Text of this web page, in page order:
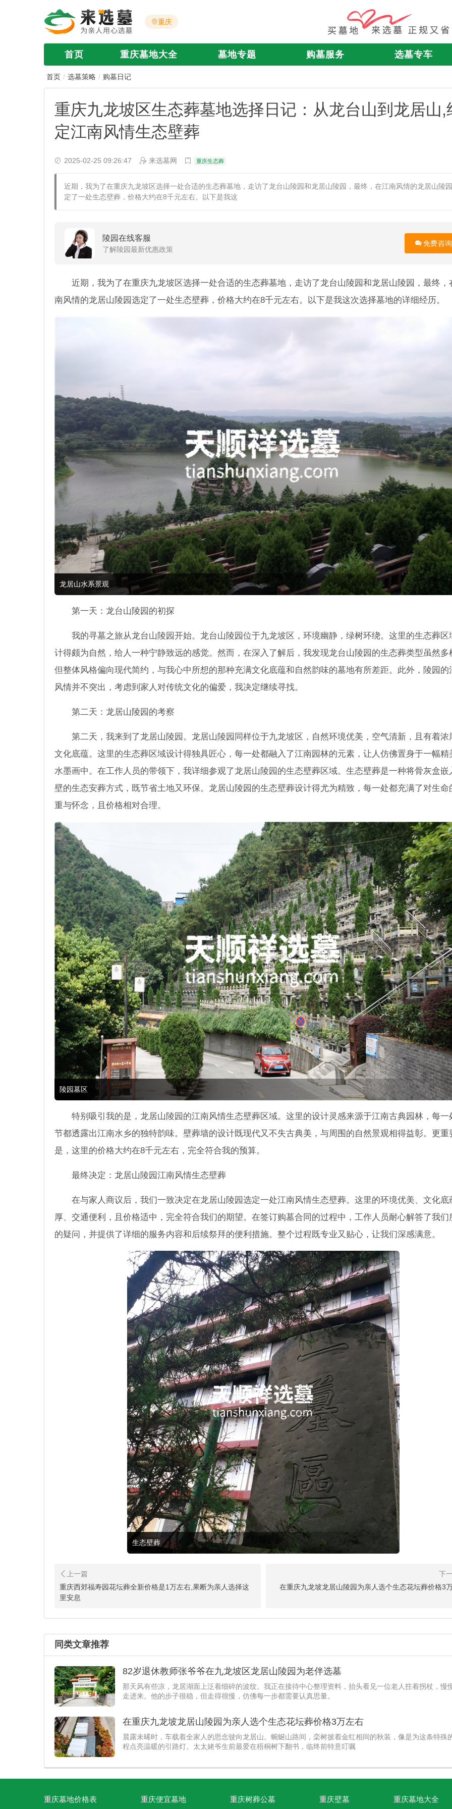
重庆
首页 重庆墓地大全 墓地专题 购墓服务 选墓专车
首页 选墓策略 购墓日记
重庆九龙坡区生态葬墓地选择日记：从龙台山到龙居山,
定江南风情生态壁葬
2025-02-25 09:26:47 来选墓网 重庆生态葬
近期，我为了在重庆九龙坡区选择一处合适的生态葬墓地，走访了龙台山陵园和龙居山陵园，最终，在江南风情的龙居山陵
定了一处生态壁葬，价格大约在8千元左右。以下是我这
陵园在线客服
了解陵园最新优惠政策
免费咨询
近期，我为了在重庆九龙坡区选择一处合适的生态葬墓地，走访了龙台山陵园和龙居山陵园，最终，
南风情的龙居山陵园选定了一处生态壁葬，价格大约在8千元左右。以下是我这次选择墓地的详细经历。
龙居山水系景观
第一天：龙台山陵园的初探
我的寻墓之旅从龙台山陵园开始。龙台山陵园位于九龙坡区，环境幽静，绿树环绕。这里的生态葬区
计得颇为自然，给人一种宁静致远的感觉。然而，在深入了解后，我发现龙台山陵园的生态葬类型虽然多
但整体风格偏向现代简约，与我心中所想的那种充满文化底蕴和自然韵味的墓地有所差距。此外，陵园的
风情并不突出，考虑到家人对传统文化的偏爱，我决定继续寻找。
第二天：龙居山陵园的考察
第二天，我来到了龙居山陵园。龙居山陵园同样位于九龙坡区，自然环境优美，空气清新，且有着浓
文化底蕴。这里的生态葬区域设计得独具匠心，每一处都融入了江南园林的元素，让人仿佛置身于一幅精
水墨画中。在工作人员的带领下，我详细参观了龙居山陵园的生态壁葬区域。生态壁葬是一种将骨灰盒嵌
壁的生态安葬方式，既节省土地又环保。龙居山陵园的生态壁葬设计得尤为精致，每一处都充满了对生命
重与怀念，且价格相对合理。
陵园墓区
特别吸引我的是，龙居山陵园的江南风情生态壁葬区域。这里的设计灵感来源于江南古典园林，每一
节都透露出江南水乡的独特韵味。壁葬墙的设计既现代又不失古典美，与周围的自然景观相得益彰。更重
是，这里的价格大约在8千元左右，完全符合我的预算。
最终决定：龙居山陵园江南风情生态壁葬
在与家人商议后，我们一致决定在龙居山陵园选定一处江南风情生态壁葬。这里的环境优美、文化底
厚、交通便利，且价格适中，完全符合我们的期望。在签订购墓合同的过程中，工作人员耐心解答了我们
的疑问，并提供了详细的服务内容和后续祭拜的便利措施。整个过程既专业又贴心，让我们深感满意。
生态壁葬
重庆西郊福寿园花坛葬全新价格是1万左右,果断为亲人选择这
里安息
在重庆九龙坡龙居山陵园为亲人选个生态花坛葬价格3
同类文章推荐
上周陪朋友去龙居山看墓地，原本以为会是沉重压抑的行程，没想到车开进园区的那一刻，我们俩都不约
小王重庆市九龙坡龙居山陵园选墓经历,选个生态树葬2万左右
以前从来不知道，为亲人找一处安息之所，心情会是这样复杂。
82岁退休教师张爷爷在九龙坡区龙居山陵园为老伴选墓
那天风有些凉，龙居湖面上泛着细碎的波纹。我正在接待中心整理资料，抬头看见一位老人拄着拐杖，慢
走进来。他的步子很稳，但走得很慢，仿佛每一步都需要认真思量。
在重庆九龙坡龙居山陵园为亲人选个生态花坛葬价格3万左右
晨露未晞时，车载着全家人的思念驶向龙居山。蜿蜒山路间，栾树披着金红相间的秋装，像是为这条特殊
程点亮温暖的引路灯。太太姥爷生前最爱在梧桐树下翻书，临终前特意叮嘱
重庆墓地价格表 重庆便宜墓地 重庆树葬公墓 重庆壁墓 重庆墓地大全